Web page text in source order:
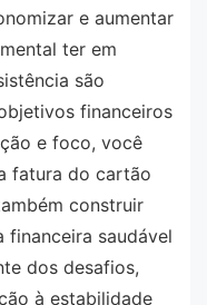
e aumentar
ter em
são
financeiros
e foco, você
fatura do cartão
construir
financeira saudável
dos desafios,
à estabilidade